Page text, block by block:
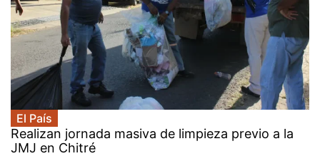
El País
Realizan jornada masiva de limpieza previo a la
JMJ en Chitré